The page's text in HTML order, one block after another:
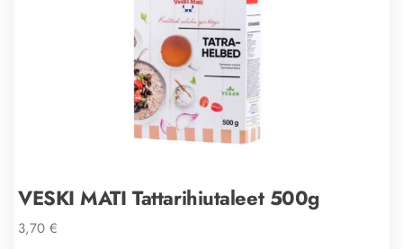
VESKI MATI Tattarihiutaleet 500g
3,70 €